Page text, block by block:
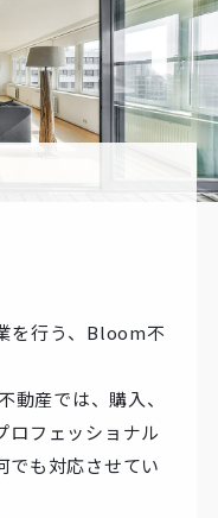
を行う、Bloom不
産では、購入、
ロフェッショナル
でも対応させてい